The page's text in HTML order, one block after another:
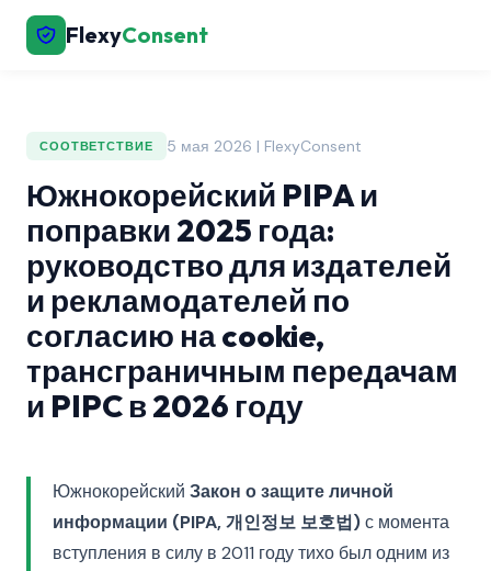
FlexyConsent
СООТВЕТСТВИЕ 5 мая 2026 | FlexyConsent
Южнокорейский PIPA и
поправки 2025 года:
руководство для издателей
и рекламодателей по
согласию на cookie,
трансграничным передачам
и PIPC в 2026 году
Южнокорейский Закон о защите личной
информации (PIPA, 개인정보 보호법)с момента
вступления в силу в 2011 году тихо был одним из